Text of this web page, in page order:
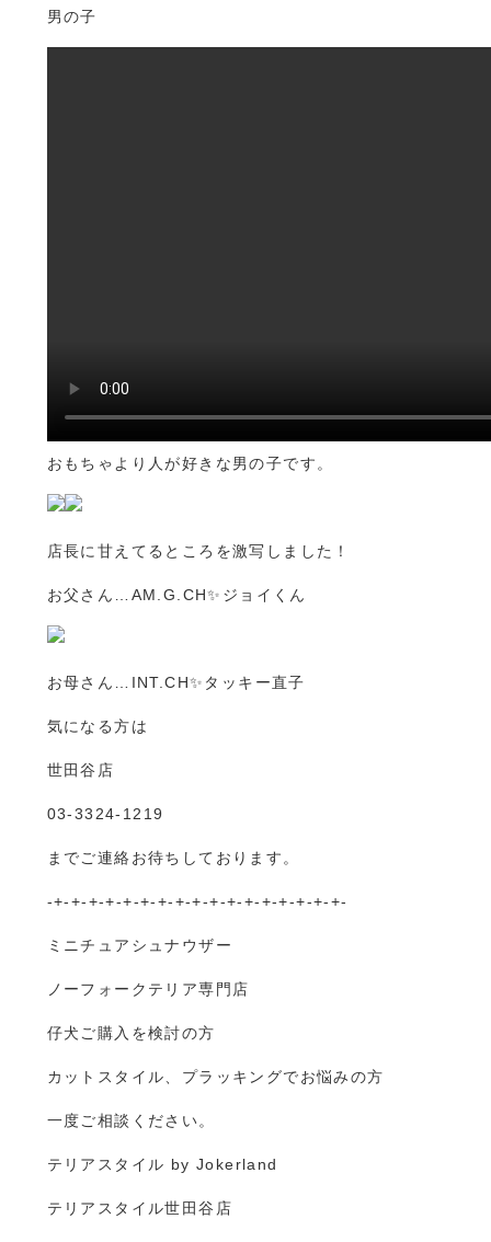
男の子
おもちゃより人が好きな男の子です。
店長に甘えてるところを激写しました！
お父さん…AM.G.CH✨ジョイくん
お母さん…INT.CH✨タッキー直子
気になる方は
世田谷店
03-3324-1219
までご連絡お待ちしております。
-+-+-+-+-+-+-+-+-+-+-+-+-+-+-+-+-+-
ミニチュアシュナウザー
ノーフォークテリア専門店
仔犬ご購入を検討の方
カットスタイル、プラッキングでお悩みの方
一度ご相談ください。
テリアスタイル by Jokerland
テリアスタイル世田谷店